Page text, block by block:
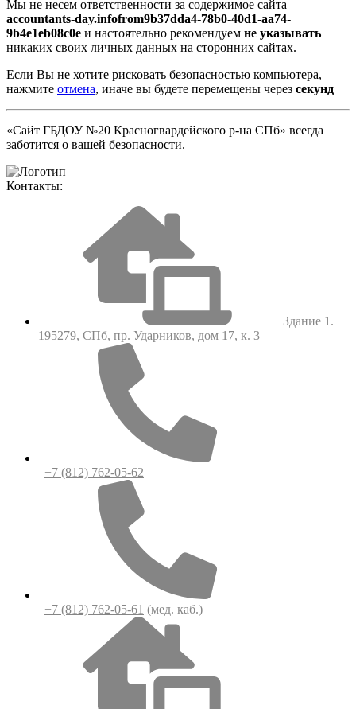
Мы не несем ответственности за содержимое сайта
accountants-day.infofrom9b37dda4-78b0-40d1-aa74-
9b4e1eb08c0e и настоятельно рекомендуем не указывать
никаких своих личных данных на сторонних сайтах.
Если Вы не хотите рисковать безопасностью компьютера,
нажмите отмена, иначе вы будете перемещены через секунд
«Сайт ГБДОУ №20 Красногвардейского р-на СПб» всегда
заботится о вашей безопасности.
Контакты:
Здание 1.
195279, СПб, пр. Ударников, дом 17, к. 3
+7 (812) 762-05-62
+7 (812) 762-05-61 (мед. каб.)